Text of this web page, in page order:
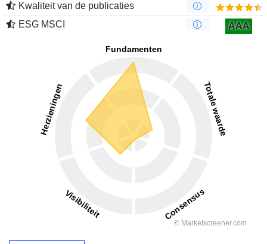
Kwaliteit van de publicaties
ESG MSCI
AAA